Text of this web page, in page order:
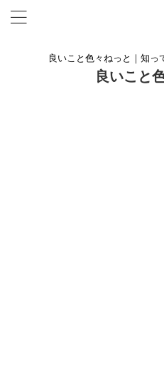
良いこと色々ねっと｜知っ
良いこと